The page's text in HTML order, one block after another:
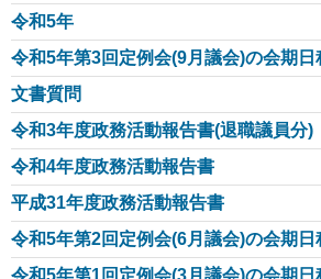
令和5年
令和5年第3回定例会(9月議会)の会期日
文書質問
令和3年度政務活動報告書(退職議員分)
令和4年度政務活動報告書
平成31年度政務活動報告書
令和5年第2回定例会(6月議会)の会期日
令和5年第1回定例会(3月議会)の会期日